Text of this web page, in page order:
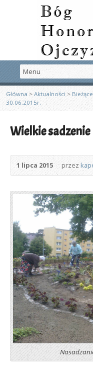
Główna >Aktualności >
30.06.2015r.
Wielkie
1 lipca 2015 przez